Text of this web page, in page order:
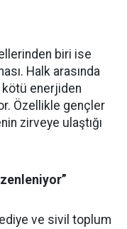
biri ise
Halk arasında
kötü enerjiden
Özellikle gençler
zirveye ulaştığı
ve sivil toplum